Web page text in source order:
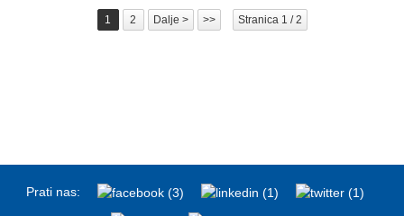
1 2 Dalje > >> Stranica 1 / 2
Prati nas: